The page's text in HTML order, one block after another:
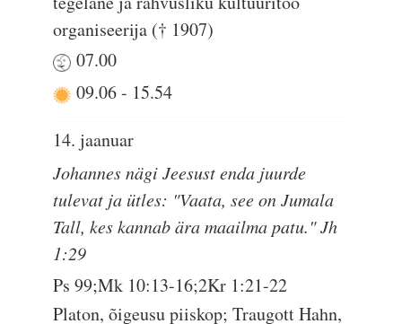
organiseerija († 1907)
07.00
09.06- 15.54
14. jaanuar
Johannes nägi Jeesust enda juurde
tulevat ja ütles: "Vaata, see on Jumala
Tall, kes kannab ära maailma patu." Jh
1:29
Ps 99;Mk 10:13-16;2Kr 1:21-22
Platon, õigeusu piiskop; Traugott Hahn,